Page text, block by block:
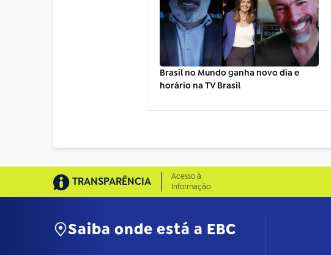
Brasil no Mundo ganha novo dia e
horário na TV Brasil
TRANSPARÊNCIA
Acesso à
Informação
Saiba onde está a EBC